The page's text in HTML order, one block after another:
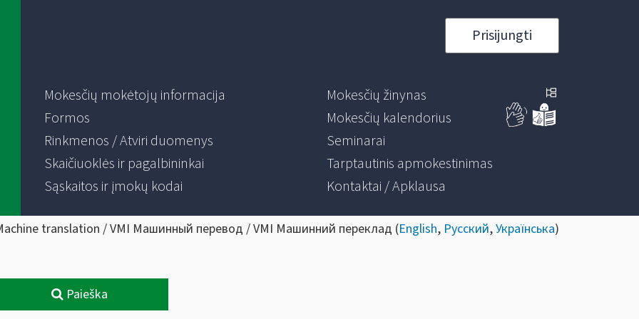
Prisijungti
Mokesčių mokėtojų informacija
Formos
Rinkmenos / Atviri duomenys
Skaičiuoklės ir pagalbininkai
Sąskaitos ir įmokų kodai
Mokesčių žinynas
Mokesčių kalendorius
Seminarai
Tarptautinis apmokestinimas
Kontaktai / Apklausa
translation / VMI Машинный перевод / VMI Машинний переклад (English, Русский,Українська)
Paieška